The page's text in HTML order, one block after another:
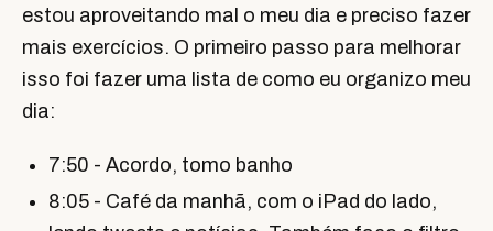
estou aproveitando mal o meu dia e preciso fazer
mais exercícios. O primeiro passo para melhorar
isso foi fazer uma lista de como eu organizo meu
dia:
7:50 - Acordo, tomo banho
8:05 - Café da manhã, com o iPad do lado,